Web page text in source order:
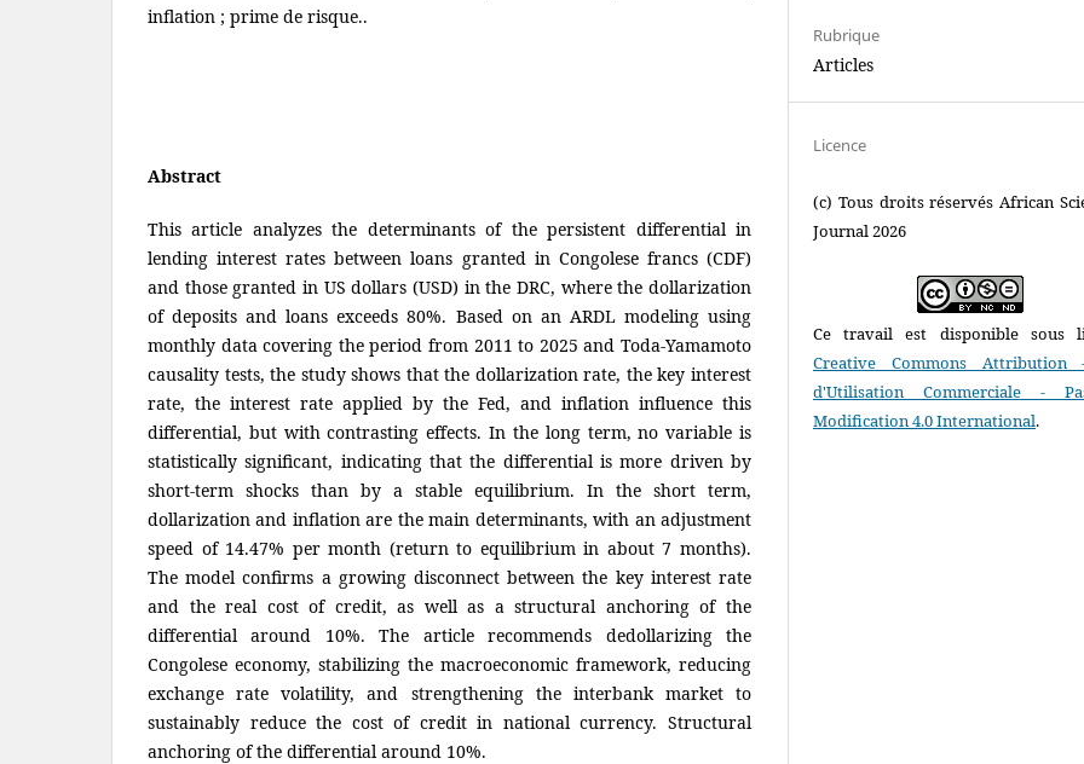
inflation ; prime de risque..
Abstract
This article analyzes the determinants of the persistent differential in
lending interest rates between loans granted in Congolese francs (CDF)
and those granted in US dollars (USD) in the DRC, where the dollarization
of deposits and loans exceeds 80%. Based on an ARDL modeling using
monthly data covering the period from 2011 to 2025 and Toda-Yamamoto
causality tests, the study shows that the dollarization rate, the key interest
rate, the interest rate applied by the Fed, and inflation influence this
differential, but with contrasting effects. In the long term, no variable is
statistically significant, indicating that the differential is more driven by
short-term shocks than by a stable equilibrium. In the short term,
dollarization and inflation are the main determinants, with an adjustment
speed of 14.47% per month (return to equilibrium in about 7 months).
The model confirms a growing disconnect between the key interest rate
and the real cost of credit, as well as a structural anchoring of the
differential around 10%. The article recommends dedollarizing the
Congolese economy, stabilizing the macroeconomic framework, reducing
exchange rate volatility, and strengthening the interbank market to
sustainably reduce the cost of credit in national currency. Structural
anchoring of the differential around 10%.
Rubrique
Articles
Licence
(c) Tous droits réservés African
Journal 2026
Ce travail est disponible sous
Creative Commons Attribution
d'Utilisation Commerciale -
Modification 4.0 International.